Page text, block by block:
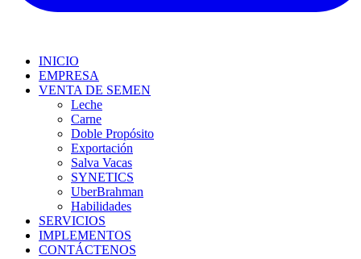
INICIO
EMPRESA
VENTA DE SEMEN
Leche
Carne
Doble Propósito
Exportación
Salva Vacas
SYNETICS
UberBrahman
Habilidades
SERVICIOS
IMPLEMENTOS
CONTÁCTENOS